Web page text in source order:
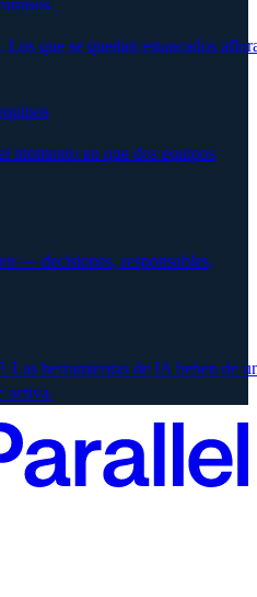
que se quedan estancados
momento en que dos equipos
— decisiones, responsables,
Las herramientas de IA beben de
activa.